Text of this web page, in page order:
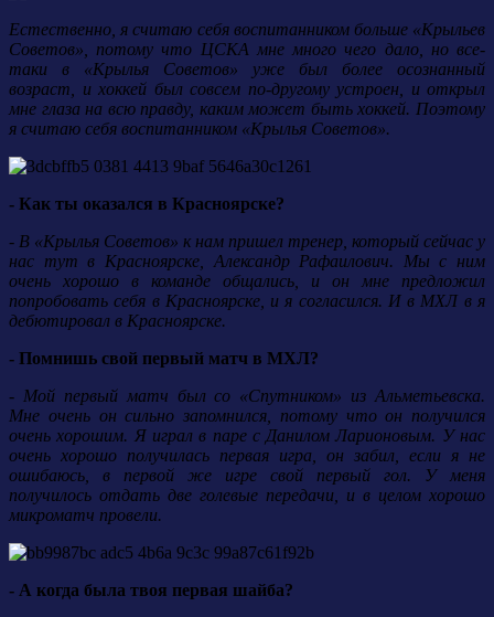
Естественно, я считаю себя воспитанником больше «Крыльев
Советов», потому что ЦСКА мне много чего дало, но все-
таки в «Крылья Советов» уже был более осознанный
возраст, и хоккей был совсем по-другому устроен, и открыл
мне глаза на всю правду, каким может быть хоккей. Поэтому
я считаю себя воспитанником «Крылья Советов».
- Как ты оказался в Красноярске?
- В «Крылья Советов» к нам пришел тренер, который сейчас у
нас тут в Красноярске, Александр Рафаилович. Мы с ним
очень хорошо в команде общались, и он мне предложил
попробовать себя в Красноярске, и я согласился. И в МХЛ в я
дебютировал в Красноярске.
- Помнишь свой первый матч в МХЛ?
- Мой первый матч был со «Спутником» из Альметьевска.
Мне очень он сильно запомнился, потому что он получился
очень хорошим. Я играл в паре с Данилом Ларионовым. У нас
очень хорошо получилась первая игра, он забил, если я не
ошибаюсь, в первой же игре свой первый гол. У меня
получилось отдать две голевые передачи, и в целом хорошо
микроматч провели.
- А когда была твоя первая шайба?